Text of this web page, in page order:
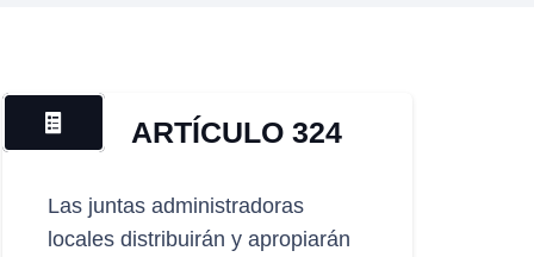
ARTÍCULO 324
Las juntas administradoras
locales distribuirán y apropiarán